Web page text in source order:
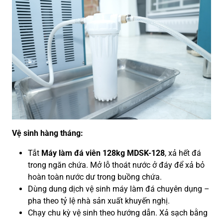
Vệ sinh hàng tháng:
Tắt Máy làm đá viên 128kg MDSK-128, xả hết đá
trong ngăn chứa. Mở lỗ thoát nước ở đáy để xả bỏ
hoàn toàn nước dư trong buồng chứa.
Dùng dung dịch vệ sinh máy làm đá chuyên dụng –
pha theo tỷ lệ nhà sản xuất khuyến nghị.
Chạy chu kỳ vệ sinh theo hướng dẫn. Xả sạch bằng